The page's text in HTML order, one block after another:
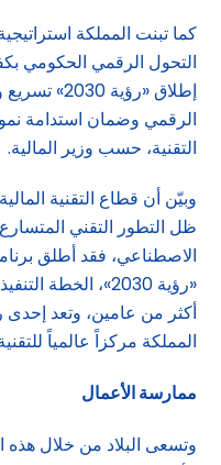
كما تبنت المملكة
التحول الرقمي الحكومي
إطلاق «رؤية
الرقمي وضمان استدامة
التقنية، حسب وزير المالية.
وبيّن أن قطاع التقنية
ظل التطور التقني
الاصطناعي، فقد أطلق
«رؤية 2030»، الخطة
أكثر من عامين، وتعد إحدى
المملكة مركزاً عالمياً
ممارسة الأعمال
وتسعى البلاد من خلال هذه